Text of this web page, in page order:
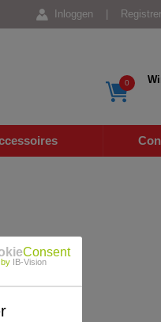
Inloggen
0
Consent
by IB-Vision